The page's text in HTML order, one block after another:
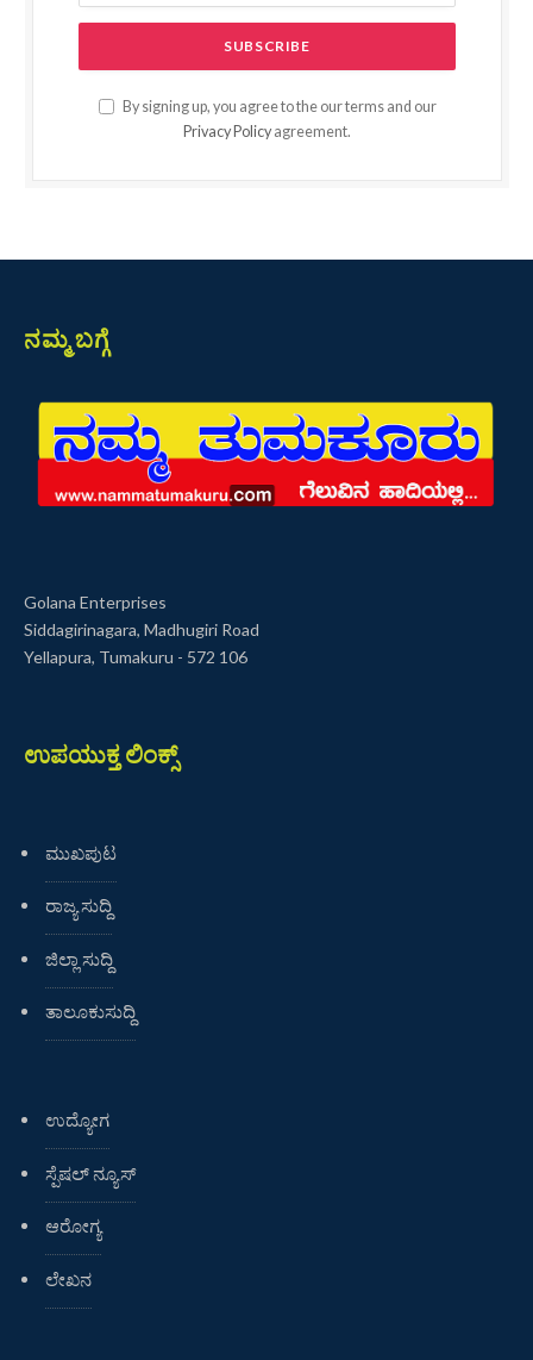
By signing up, you agree to the our terms and our
Privacy Policy agreement.
ನಮ್ಮ ಬಗ್ಗೆ
Golana Enterprises
Siddagirinagara, Madhugiri Road
Yellapura, Tumakuru - 572 106
ಉಪಯುಕ್ತ ಲಿಂಕ್ಸ್
ಮುಖಪುಟ
ರಾಜ್ಯ ಸುದ್ದಿ
ಜಿಲ್ಲಾ ಸುದ್ದಿ
ತಾಲೂಕುಸುದ್ದಿ
ಉದ್ಯೋಗ
ಸ್ಪೆಷಲ್ ನ್ಯೂಸ್
ಆರೋಗ್ಯ
ಲೇಖನ